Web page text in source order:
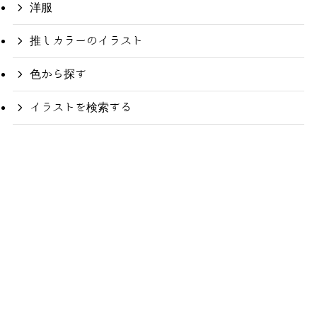
洋服
推しカラーのイラスト
色から探す
イラストを検索する